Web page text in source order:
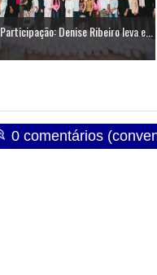
Participação: Denise Ribeiro leva e...
0 comentários